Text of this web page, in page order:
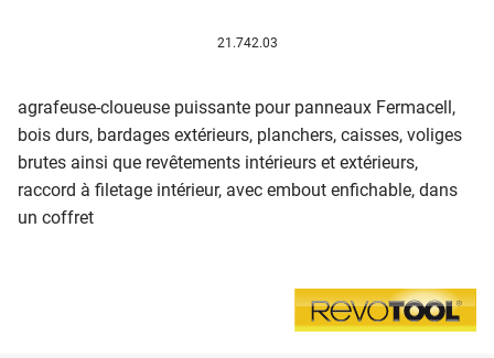
21.742.03
agrafeuse-cloueuse puissante pour panneaux Fermacell,
bois durs, bardages extérieurs, planchers, caisses, voliges
brutes ainsi que revêtements intérieurs et extérieurs,
raccord à filetage intérieur, avec embout enfichable, dans
un coffret